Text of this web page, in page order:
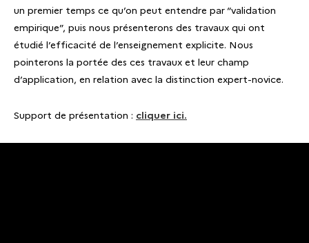
un premier temps ce qu’on peut entendre par “validation
empirique”, puis nous présenterons des travaux qui ont
étudié l’efficacité de l’enseignement explicite. Nous
pointerons la portée des ces travaux et leur champ
d’application, en relation avec la distinction expert-novice.
Support de présentation : cliquer ici.